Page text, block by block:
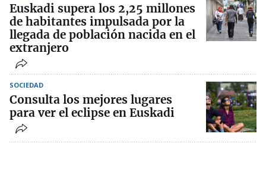
Euskadi supera los 2,25 millones
de habitantes impulsada por la
llegada de población nacida en el
extranjero
SOCIEDAD
Consulta los mejores lugares
para ver el eclipse en Euskadi